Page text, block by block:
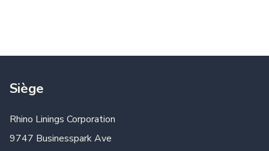
Siège
Rhino Linings Corporation
9747 Businesspark Ave